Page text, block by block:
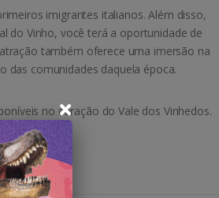
imigrantes italianos. Além disso,
do Vinho, você terá a oportunidade de
também oferece uma imersão na
das comunidades daquela época.
no coração do Vale dos Vinhedos.
×